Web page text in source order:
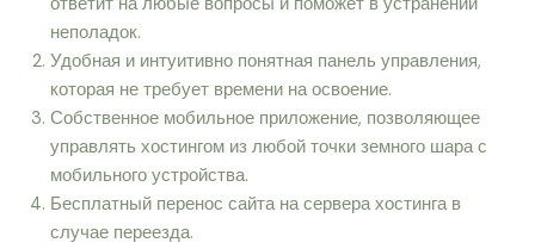
ответит на любые вопросы и поможет в устранении
неполадок.
Удобная и интуитивно понятная панель управления,
которая не требует времени на освоение.
Собственное мобильное приложение, позволяющее
управлять хостингом из любой точки земного шара с
мобильного устройства.
Бесплатный перенос сайта на сервера хостинга в
случае переезда.